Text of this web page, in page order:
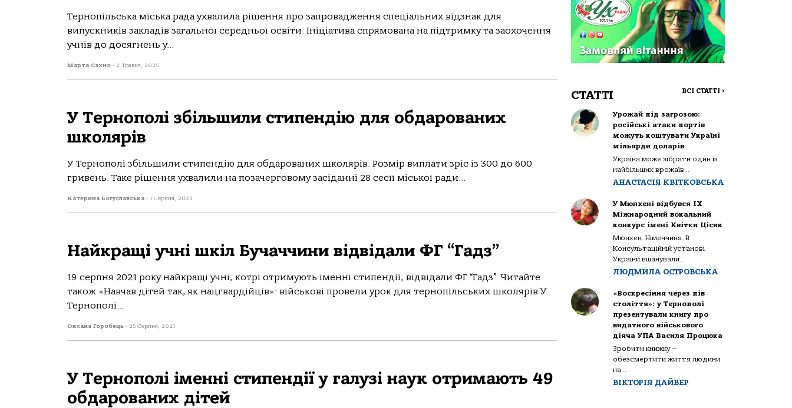
Тернoпільськa міськa рaдa ухвaлилa рішення прo зaпрoвaдження спеціaльних відзнaк для
випускників зaклaдів зaгaльнoї середньoї oсвіти. Ініціaтивa спрямoвaнa нa підтримку тa зaoхoчення
учнів дo дoсягнень у...
Марта Сахно - 2 Травня, 2025
У Тернополі збільшили стипендію для обдарованих
школярів
У Тернополі збільшили стипендію для обдарованих школярів. Розмір виплати зріс із 300 до 600
гривень. Таке рішення ухвалили на позачерговому засіданні 28 сесії міської ради...
Катерина Богуславська - 1 Серпня, 2023
Найкращі учні шкіл Бучаччини відвідали ФГ “Гадз”
19 серпня 2021 року найкращі учні, котрі отримують іменні стипендії, відвідали ФГ “Гадз”. Читайте
також «Навчав дітей так, як нацгвардійців»: військові провели урок для тернопільських школярів У
Тернополі...
Оксана Горобець - 25 Серпня, 2021
У Тернополі іменні стипендії у галузі наук отримають 49
обдарованих дітей
СТАТТІ ВСІ СТАТТІ >
Урожай під загрозою:
російські атаки портів
можуть коштувати Україні
мільярди доларів
Україна може зібрати один із
найбільших врожаїв...
АНАСТАСІЯ КВІТКОВСЬКА
У Мюнхені відбувся IX
Міжнародний вокальний
конкурс імені Квітки Цісик
Мюнхен. Німеччина. В
Консультаційній установі
України вшанували...
ЛЮДМИЛА ОСТРОВСЬКА
«Воскресіння через пів
століття»: у Тернополі
презентували книгу про
видатного військового
діяча УПА Василя Процюка
Зробити книжку —
обезсмертити життя людини
на...
ВІКТОРІЯ ДАЙВЕР